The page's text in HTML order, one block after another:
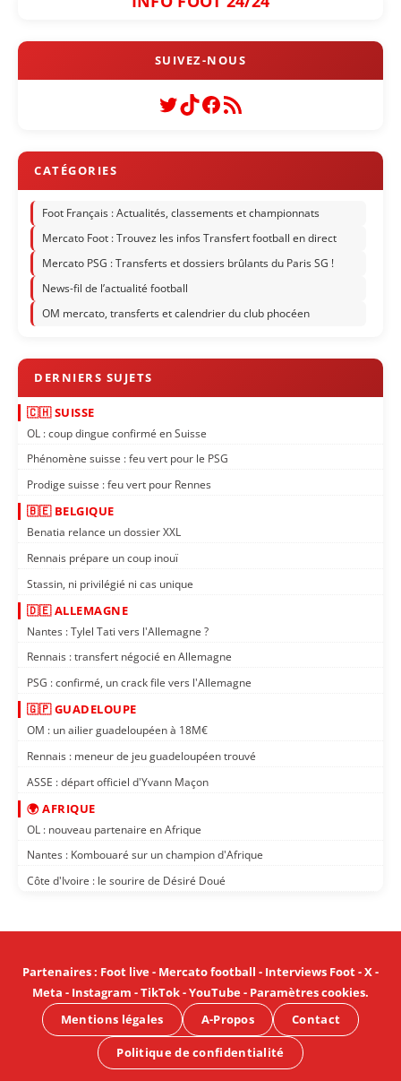
Twitter
TikTok
Facebook
Flux RSS
Foot Français : Actualités, classements et championnats
Mercato Foot : Trouvez les infos Transfert football en direct
Mercato PSG : Transferts et dossiers brûlants du Paris SG !
News-fil de l’actualité football
OM mercato, transferts et calendrier du club phocéen
🇨🇭 SUISSE
OL : coup dingue confirmé en Suisse
Phénomène suisse : feu vert pour le PSG
Prodige suisse : feu vert pour Rennes
🇧🇪 BELGIQUE
Benatia relance un dossier XXL
Rennais prépare un coup inouï
Stassin, ni privilégié ni cas unique
🇩🇪 ALLEMAGNE
Nantes : Tylel Tati vers l'Allemagne ?
Rennais : transfert négocié en Allemagne
PSG : confirmé, un crack file vers l'Allemagne
🇬🇵 GUADELOUPE
OM : un ailier guadeloupéen à 18M€
Rennais : meneur de jeu guadeloupéen trouvé
ASSE : départ officiel d'Yvann Maçon
🌍 AFRIQUE
OL : nouveau partenaire en Afrique
Nantes : Kombouaré sur un champion d'Afrique
Côte d'Ivoire : le sourire de Désiré Doué
Partenaires: Foot live- Mercato football - Interviews Foot-X-
Meta - Instagram -TikTok-YouTube- Paramètres cookies.
Mentions légales
A-Propos Contact
Politique de confidentialité